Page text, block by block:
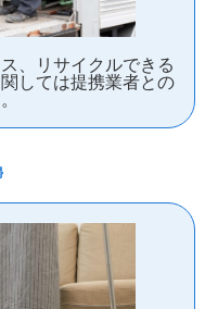
、リサイクルできる
しては提携業者との